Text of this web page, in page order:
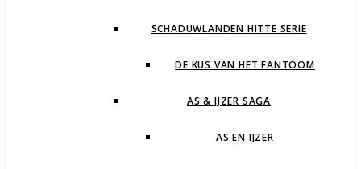
SCHADUWLANDEN HITTE SERIE
DE KUS VAN HET FANTOOM
AS & IJZER SAGA
AS EN IJZER